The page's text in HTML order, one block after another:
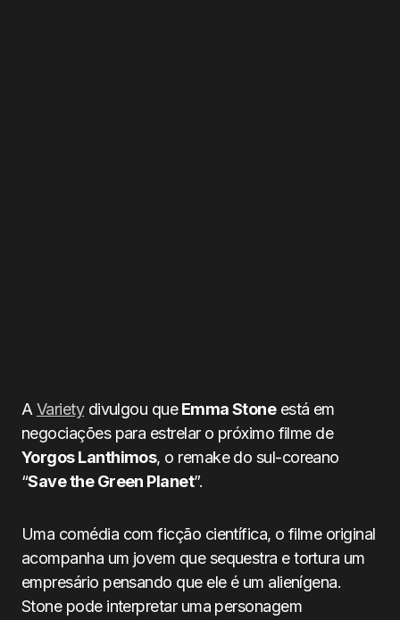
A Varietydivulgou queEmma Stoneestá em
negociações para estrelar o próximo filme de
Yorgos Lanthimos, o remake do sul-coreano
“Save the Green Planet”.
Uma comédia com ficção científica, o filme original
acompanha um jovem que sequestra e tortura um
empresário pensando que ele é um alienígena.
Stone pode interpretar uma personagem